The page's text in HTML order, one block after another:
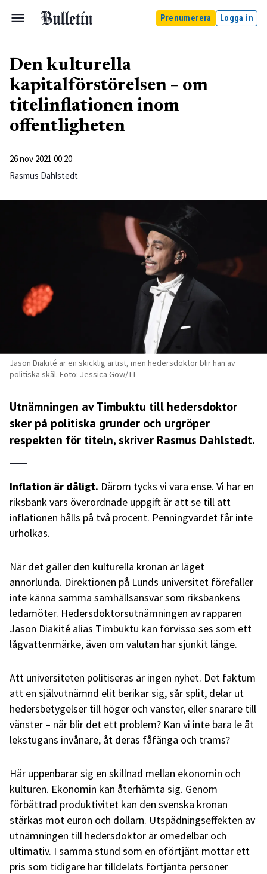
Prenumerera Logga in
Den kulturella
kapitalförstörelsen – om
titelinflationen inom
offentligheten
26 nov 2021 00:20
Rasmus Dahlstedt
Jason Diakité är en skicklig artist, men hedersdoktor blir han av
politiska skäl. Foto: Jessica Gow/TT
Utnämningen av Timbuktu till hedersdoktor
sker på politiska grunder och urgröper
respekten för titeln, skriver Rasmus Dahlstedt.
Inflation är dåligt. Därom tycks vi vara ense. Vi har en
riksbank vars överordnade uppgift är att se till att
inflationen hålls på två procent. Penningvärdet får inte
urholkas.
När det gäller den kulturella kronan är läget
annorlunda. Direktionen på Lunds universitet förefaller
inte känna samma samhällsansvar som riksbankens
ledamöter. Hedersdoktorsutnämningen av rapparen
Jason Diakité alias Timbuktu kan förvisso ses som ett
lågvattenmärke, även om valutan har sjunkit länge.
Att universiteten politiseras är ingen nyhet. Det faktum
att en självutnämnd elit berikar sig, sår split, delar ut
hedersbetygelser till höger och vänster, eller snarare till
vänster – när blir det ett problem? Kan vi inte bara le åt
lekstugans invånare, åt deras fåfänga och trams?
Här uppenbarar sig en skillnad mellan ekonomin och
kulturen. Ekonomin kan återhämta sig. Genom
förbättrad produktivitet kan den svenska kronan
stärkas mot euron och dollarn. Utspädningseffekten av
utnämningen till hedersdoktor är omedelbar och
ultimativ. I samma stund som en oförtjänt mottar ett
pris som tidigare har tilldelats förtjänta personer